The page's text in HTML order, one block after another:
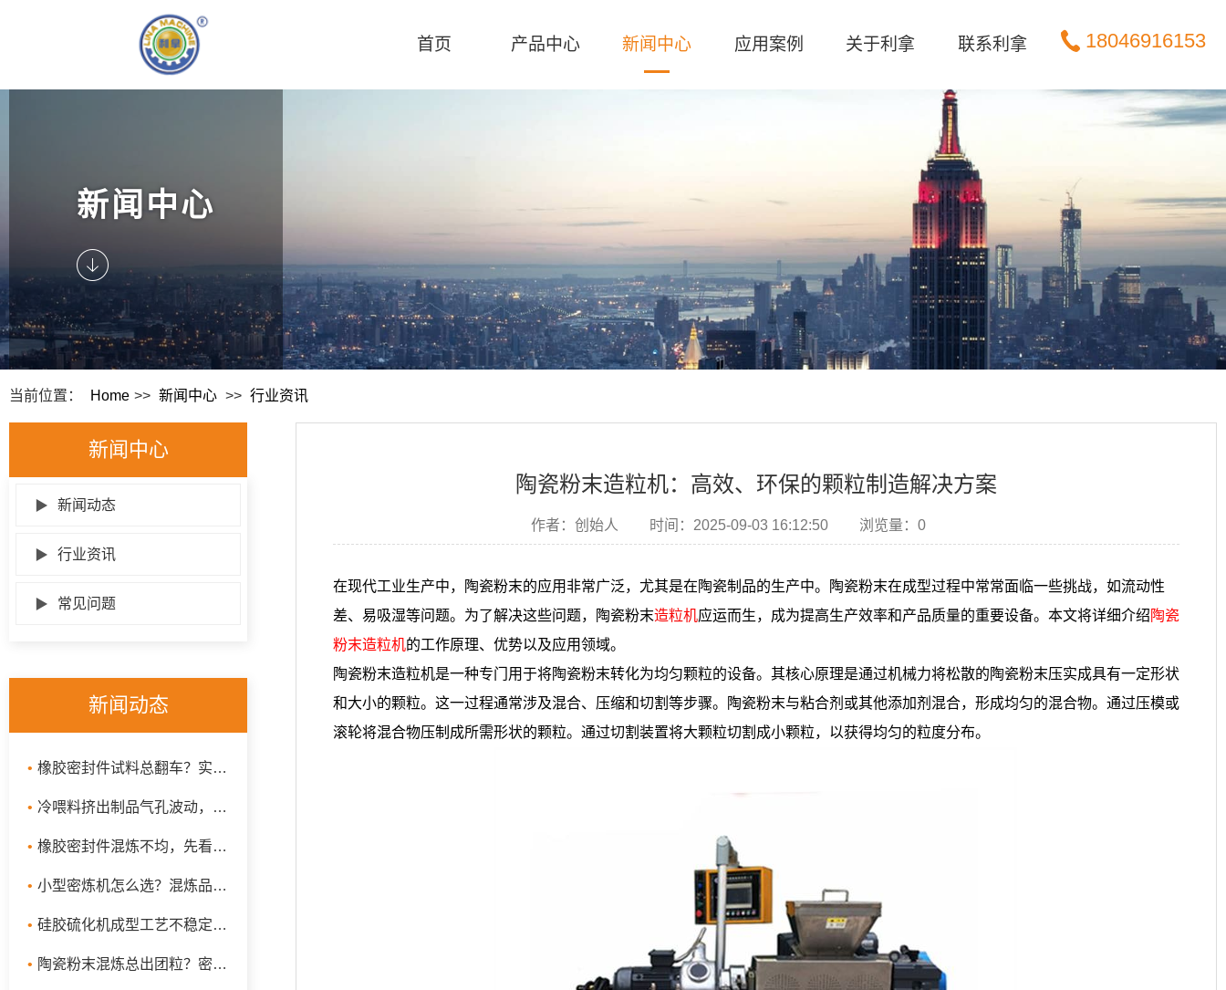
18046916153
首页 产品中心 新闻中心 应用案例 关于利拿 联系利拿
新闻中心
当前位置： Home >> 新闻中心 >> 行业资讯
新闻中心
▶ 新闻动态
▶ 行业资讯
▶ 常见问题
新闻动态
• 橡胶密封件试料总翻车？实验室炼胶机选型先看转子和温控配置
• 冷喂料挤出制品气孔波动，先别急着调螺杆转速
• 橡胶密封件混炼不均，先看啮合式密炼机的转子设计与温控
• 小型密炼机怎么选？混炼品质不稳先看这三个规格细节
• 硅胶硫化机成型工艺不稳定？温度场与硫化时间是排查主线
• 陶瓷粉末混炼总出团粒？密炼机这几项规格参数得细看
陶瓷粉末造粒机：高效、环保的颗粒制造解决方案
作者：创始人 时间：2025-09-03 16:12:50 浏览量：0
在现代工业生产中，陶瓷粉末的应用非常广泛，尤其是在陶瓷制品的生产中。陶瓷粉末在成型过程中常常面临一些挑战，如流动性
差、易吸湿等问题。为了解决这些问题，陶瓷粉末造粒机应运而生，成为提高生产效率和产品质量的重要设备。本文将详细介绍陶瓷
粉末造粒机的工作原理、优势以及应用领域。
陶瓷粉末造粒机是一种专门用于将陶瓷粉末转化为均匀颗粒的设备。其核心原理是通过机械力将松散的陶瓷粉末压实成具有一定形状
和大小的颗粒。这一过程通常涉及混合、压缩和切割等步骤。陶瓷粉末与粘合剂或其他添加剂混合，形成均匀的混合物。通过压模或
滚轮将混合物压制成所需形状的颗粒。通过切割装置将大颗粒切割成小颗粒，以获得均匀的粒度分布。